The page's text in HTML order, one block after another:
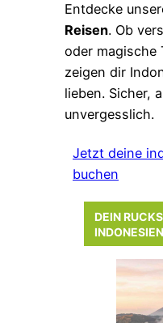
Entdecke
Reisen. Ob
oder magische
zeigen dir
lieben. Sicher,
unvergesslich.
Jetzt deine
buchen
DEIN
INDONESIEN